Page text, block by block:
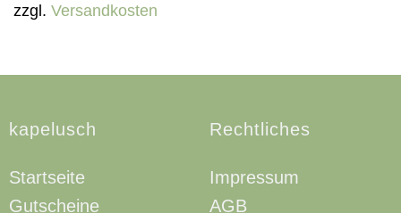
zzgl. Versandkosten
kapelusch
Startseite
Gutscheine
Rechtliches
Impressum
AGB